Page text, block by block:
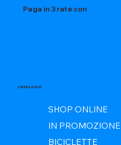
Paga in 3 rate con
CATALOGO
SHOP ONLINE
IN PROMOZIONE
BICICLETTE